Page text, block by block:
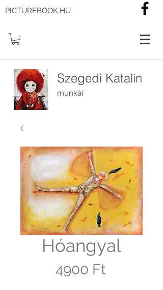
PICTUREBOOK.HU
Szegedi Katalin
munkái
Hóangyal
4900 FtÁr